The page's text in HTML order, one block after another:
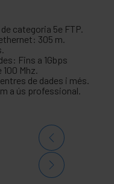
categoria 5e FTP.
305 m.
Fins a 1Gbps
100 Mhz.
de dades i més.
a ús professional.